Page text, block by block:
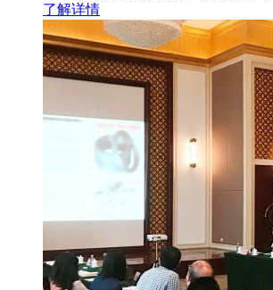
了解详情